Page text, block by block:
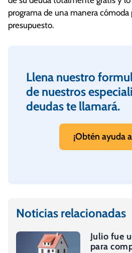
programa de una manera cómoda
presupuesto.
Llena nuestro
de nuestros
deudas te llamará.
¡Obtén ayuda
Noticias relacionadas
Julio fue
para